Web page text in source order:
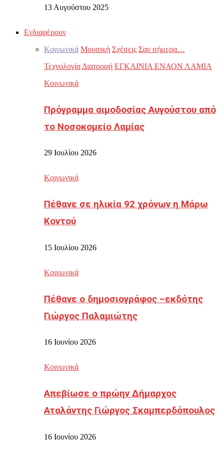
13 Αυγούστου 2025
Ενδιαφέρουν
Κοινωνικά Μουσική Σχέσεις Σαν σήμερα…
Τεχνολογία Διατροφή ΕΓΚΑΙΝΙΑ ΕΝΑΟΝ ΛΑΜΙΑ
Κοινωνικά
Πρόγραμμα αιμοδοσίας Αυγούστου από
το Νοσοκομείο Λαμίας
29 Ιουλίου 2026
Κοινωνικά
Πέθανε σε ηλικία 92 χρόνων η Μάρω
Κοντού
15 Ιουλίου 2026
Κοινωνικά
Πέθανε ο δημοσιογράφος –εκδότης
Γιώργος Παλαμιώτης
16 Ιουνίου 2026
Κοινωνικά
Απεβίωσε ο πρώην Δήμαρχος
Αταλάντης Γιώργος Σκαμπερδόπουλος
16 Ιουνίου 2026